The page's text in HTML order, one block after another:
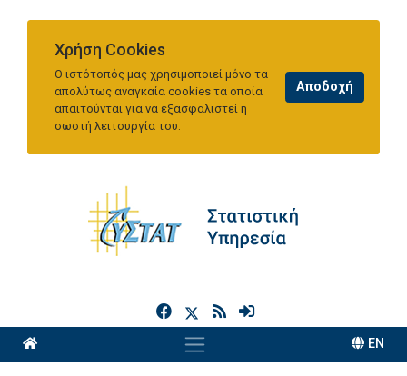
Χρήση Cookies
Ο ιστότοπός μας χρησιμοποιεί μόνο τα
απολύτως αναγκαία cookies τα οποία
απαιτούνται για να εξασφαλιστεί η
σωστή λειτουργία του.
h
EN